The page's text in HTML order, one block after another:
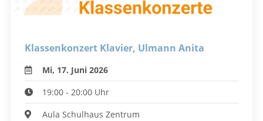
Klassenkonzert Klavier, Ulmann Anita
Mi, 17. Juni 2026
19:00 - 20:00 Uhr
Aula Schulhaus Zentrum